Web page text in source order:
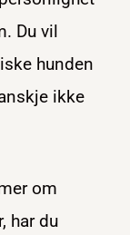
Du vil
hunden
ikke
om
har du